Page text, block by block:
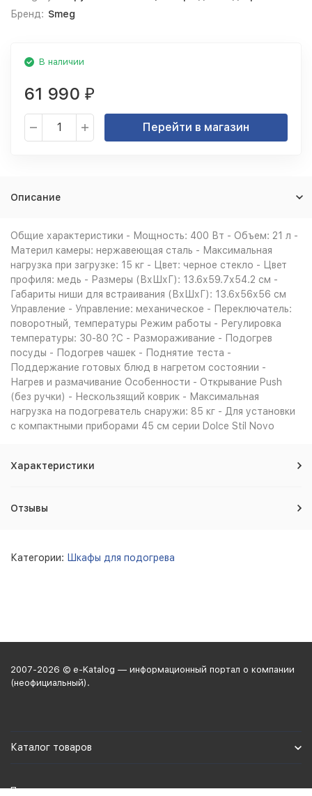
Бренд: Smeg
В наличии
61 990 ₽
Перейти в магазин
Описание
Общие характеристики - Мощность: 400 Вт - Объем: 21 л -
Материл камеры: нержавеющая сталь - Максимальная
нагрузка при загрузке: 15 кг - Цвет: черное стекло - Цвет
профиля: медь - Размеры (ВхШхГ): 13.6х59.7х54.2 см -
Габариты ниши для встраивания (ВхШхГ): 13.6х56х56 см
Управление - Управление: механическое - Переключатель:
поворотный, температуры Режим работы - Регулировка
температуры: 30-80 ?С - Размораживание - Подогрев
посуды - Подогрев чашек - Поднятие теста -
Поддержание готовых блюд в нагретом состоянии -
Нагрев и размачивание Особенности - Открывание Push
(без ручки) - Нескользящий коврик - Максимальная
нагрузка на подогреватель снаружи: 85 кг - Для установки
с компактными приборами 45 см серии Dolce Stil Novo
Характеристики
Отзывы
Категории: Шкафы для подогрева
2007-2026 © e-Katalog — информационный портал о компании
(неофициальный).
Каталог товаров
Политика персональных данных